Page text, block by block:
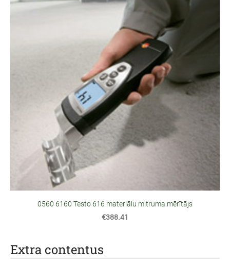
Extra contentus
0560 6160 Testo 616 materiālu mitruma mērītājs
€388.41